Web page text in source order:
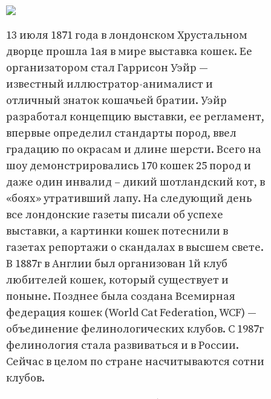
13 июля 1871 года в лондонском Хрустальном
дворце прошла 1ая в мире выставка кошек. Ее
организатором стал Гаррисон Уэйр —
известный иллюстратор-анималист и
отличный знаток кошачьей братии. Уэйр
разработал концепцию выставки, ее регламент,
впервые определил стандарты пород, ввел
градацию по окрасам и длине шерсти. Всего на
шоу демонстрировались 170 кошек 25 пород и
даже один инвалид – дикий шотландский кот, в
«боях» утративший лапу. На следующий день
все лондонские газеты писали об успехе
выставки, а картинки кошек потеснили в
газетах репортажи о скандалах в высшем свете.
В 1887г в Англии был организован 1й клуб
любителей кошек, который существует и
поныне. Позднее была создана Всемирная
федерация кошек (World Cat Federation, WCF) —
объединение фелинологических клубов. С 1987г
фелинология стала развиваться и в России.
Сейчас в целом по стране насчитываются сотни
клубов.